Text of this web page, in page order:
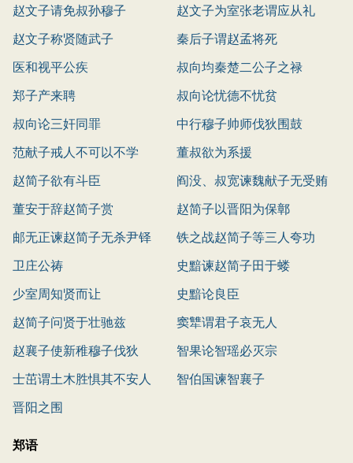
赵文子请免叔孙穆子
赵文子为室张老谓应从礼
赵文子称贤随武子
秦后子谓赵孟将死
医和视平公疾
叔向均秦楚二公子之禄
郑子产来聘
叔向论忧德不忧贫
叔向论三奸同罪
中行穆子帅师伐狄围鼓
范献子戒人不可以不学
董叔欲为系援
赵简子欲有斗臣
阎没、叔宽谏魏献子无受贿
董安于辞赵简子赏
赵简子以晋阳为保鄣
邮无正谏赵简子无杀尹铎
铁之战赵简子等三人夸功
卫庄公祷
史黯谏赵简子田于蝼
少室周知贤而让
史黯论良臣
赵简子问贤于壮驰兹
窦犨谓君子哀无人
赵襄子使新稚穆子伐狄
智果论智瑶必灭宗
士茁谓土木胜惧其不安人
智伯国谏智襄子
晋阳之围
郑语